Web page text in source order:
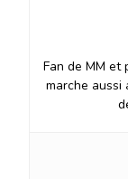
Fan de MM et
marche aussi